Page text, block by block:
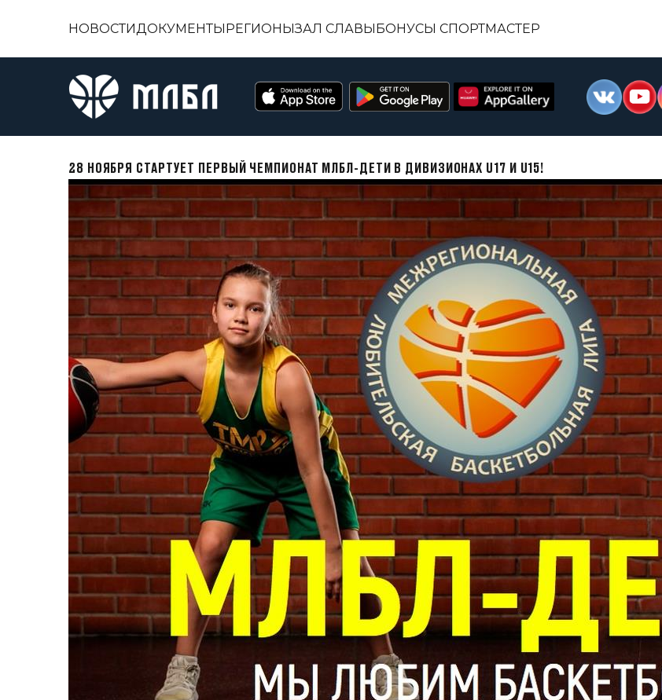
НОВОСТИДОКУМЕНТЫРЕГИОНЫЗАЛ СЛАВЫБОНУСЫ СПОРТМАСТЕР
28 НОЯБРЯ СТАРТУЕТ ПЕРВЫЙ ЧЕМПИОНАТ МЛБЛ-ДЕТИ В ДИВИЗИОНАХ U17 И U15!